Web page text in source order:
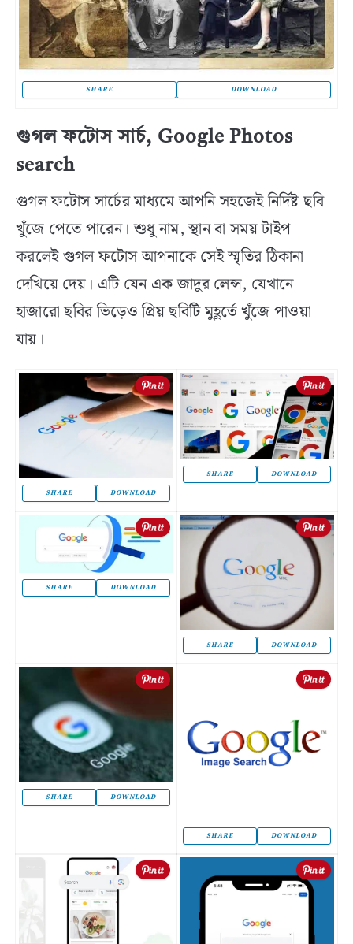
SHARE DOWNLOAD
গুগল ফটোস সার্চ, Google Photos
search
গুগল ফটোস সার্চের মাধ্যমে আপনি সহজেই নির্দিষ্ট ছবি
খুঁজে পেতে পারেন। শুধু নাম, স্থান বা সময় টাইপ
করলেই গুগল ফটোস আপনাকে সেই স্মৃতির ঠিকানা
দেখিয়ে দেয়। এটি যেন এক জাদুর লেন্স, যেখানে
হাজারো ছবির ভিড়েও প্রিয় ছবিটি মুহূর্তে খুঁজে পাওয়া
যায়।
SHARE DOWNLOAD
SHARE DOWNLOAD
SHARE DOWNLOAD
SHARE DOWNLOAD
SHARE DOWNLOAD
SHARE DOWNLOAD